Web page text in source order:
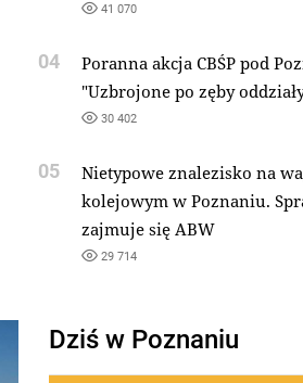
41 070
04
Poranna akcja CBŚP pod
"Uzbrojone po zęby
30 402
05
Nietypowe znalezisko na
kolejowym w Poznaniu.
zajmuje się ABW
29 714
Dziś w Poznaniu